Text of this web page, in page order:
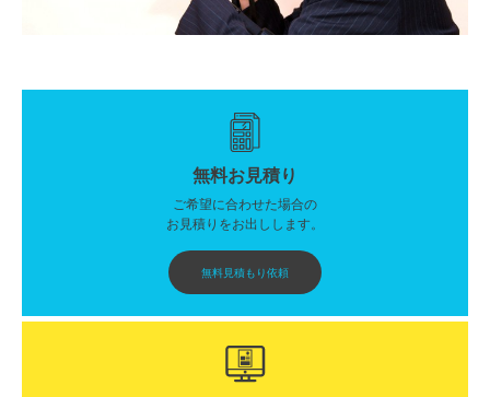
無料お見積り
ご希望に合わせた場合の
お見積りをお出しします。
無料見積もり依頼